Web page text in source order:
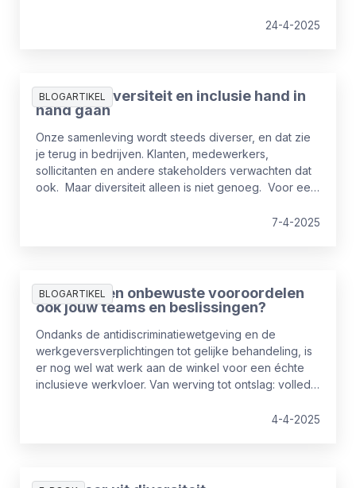
24-4-2025
BLOGARTIKEL
Waarom diversiteit en inclusie hand in
hand gaan
Onze samenleving wordt steeds diverser, en dat zie
je terug in bedrijven. Klanten, medewerkers,
sollicitanten en andere stakeholders verwachten dat
ook. Maar diversiteit alleen is niet genoeg. Voor een
optimaal presteren, is inclusie net zo belangrijk.7-4-2025
BLOGARTIKEL
Beïnvloeden onbewuste vooroordelen
ook jouw teams en beslissingen?
Ondanks de antidiscriminatiewetgeving en de
werkgeversverplichtingen tot gelijke behandeling, is
er nog wel wat werk aan de winkel voor een échte
inclusieve werkvloer. Van werving tot ontslag: volledig
en dus ook geen enkele organisatie. Het is daarom
4-4-2025